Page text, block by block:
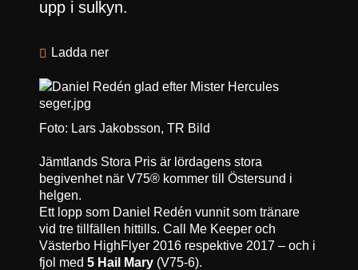
Foto: Lars Jakobsson, TR Bild
upp i sulkyn.
Jämtlands Stora Pris är lördagens stora
begivenhet när V75® kommer till Östersund i
helgen.
Ett lopp som Daniel Redén vunnit som tränare
vid tre tillfällen hittills. Call Me Keeper och
Västerbo HighFlyer 2016 respektive 2017 – och i
fjol med5 Hail Mary (V75-6).
Ladda ner